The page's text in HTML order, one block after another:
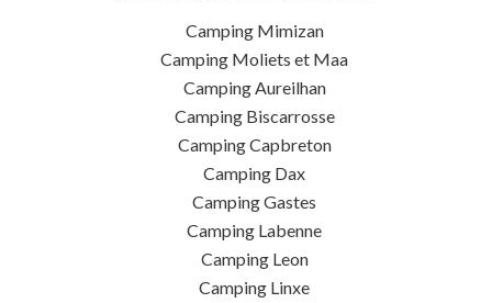
Camping Mimizan
Camping Moliets et Maa
Camping Aureilhan
Camping Biscarrosse
Camping Capbreton
Camping Dax
Camping Gastes
Camping Labenne
Camping Leon
Camping Linxe